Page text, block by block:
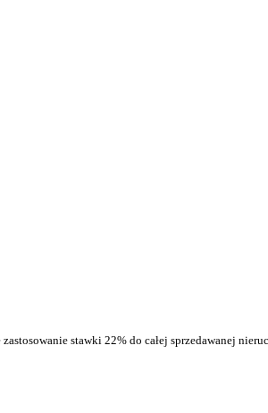
stawki 22% do całej sprzedawanej